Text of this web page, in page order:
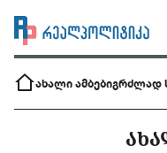
ახალი ამბებიგრძლად